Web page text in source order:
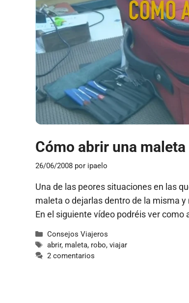
Cómo abrir una
26/06/2008 por ipaelo
Una de las peores situaciones en las
maleta o dejarlas dentro de la misma
En el siguiente vídeo podréis ver
Categorías
Consejos Viajeros
Etiquetas
abrir, maleta, robo,viajar
2 comentarios